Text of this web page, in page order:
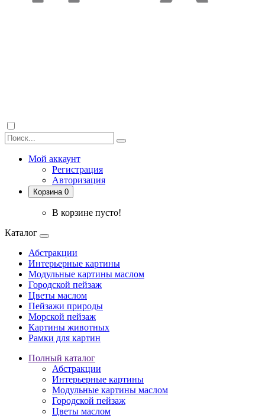
Мой аккаунт
Регистрация
Авторизация
Корзина 0
В корзине пусто!
Каталог
Абстракции
Интерьерные картины
Модульные картины маслом
Городской пейзаж
Цветы маслом
Пейзажи природы
Морской пейзаж
Картины животных
Рамки для картин
Полный каталог
Абстракции
Интерьерные картины
Модульные картины маслом
Городской пейзаж
Цветы маслом